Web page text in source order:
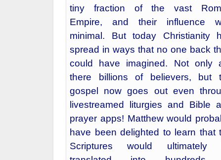
world, the believers made up
tiny fraction of the vast
Empire, and their influence
minimal. But today Christianity
spread in ways that no one back
could have imagined. Not only
there billions of believers, but
gospel now goes out even
livestreamed liturgies and Bible
prayer apps! Matthew would
have been delighted to learn that